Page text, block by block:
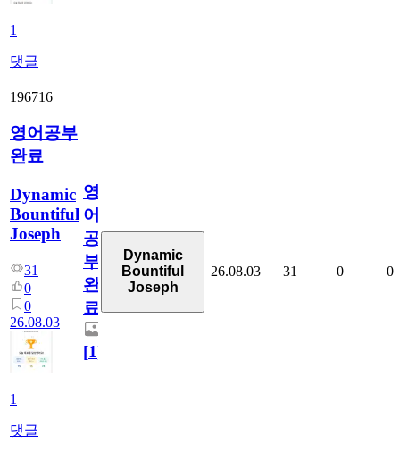
1
댓글
196716
영어공부
완료
Dynamic
Bountiful
Joseph
31
0
0
26.08.03
1
댓글
영
어
공
부
완
료
[1]
Dynamic
Bountiful
Joseph
26.08.03 31 0 0